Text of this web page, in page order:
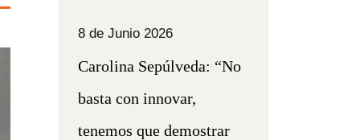
8 de Junio 2026
Carolina Sepúlveda: “No
basta con innovar,
tenemos que demostrar